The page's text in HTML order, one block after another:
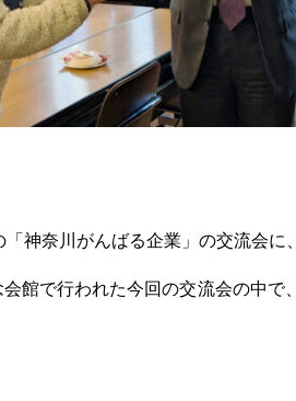
神奈川がんばる企業」の交流会に
館で行われた今回の交流会の中